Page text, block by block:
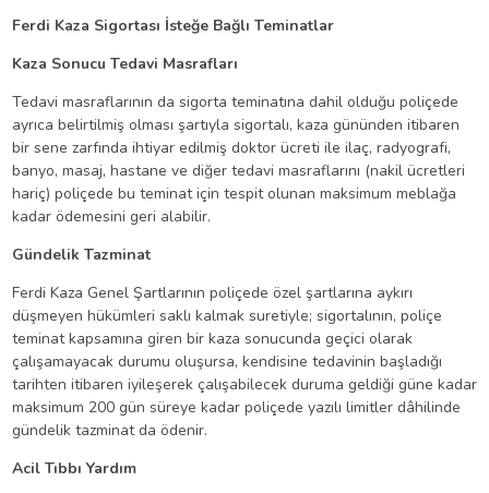
Ferdi Kaza Sigortası İsteğe Bağlı Teminatlar
Kaza Sonucu Tedavi Masrafları
Tedavi masraflarının da sigorta teminatına dahil olduğu poliçede
ayrıca belirtilmiş olması şartıyla sigortalı, kaza gününden itibaren
bir sene zarfında ihtiyar edilmiş doktor ücreti ile ilaç, radyografi,
banyo, masaj, hastane ve diğer tedavi masraflarını (nakil ücretleri
hariç) poliçede bu teminat için tespit olunan maksimum meblağa
kadar ödemesini geri alabilir.
Gündelik Tazminat
Ferdi Kaza Genel Şartlarının poliçede özel şartlarına aykırı
düşmeyen hükümleri saklı kalmak suretiyle; sigortalının, poliçe
teminat kapsamına giren bir kaza sonucunda geçici olarak
çalışamayacak durumu oluşursa, kendisine tedavinin başladığı
tarihten itibaren iyileşerek çalışabilecek duruma geldiği güne kadar
maksimum 200 gün süreye kadar poliçede yazılı limitler dâhilinde
gündelik tazminat da ödenir.
Acil Tıbbı Yardım